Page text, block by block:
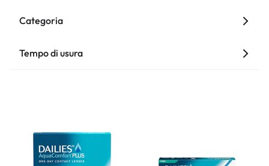
Categoria
Tempo di usura